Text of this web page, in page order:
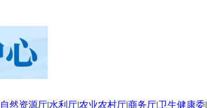
自然资源厅|水利厅|农业农村厅|商务厅|卫生健康委|